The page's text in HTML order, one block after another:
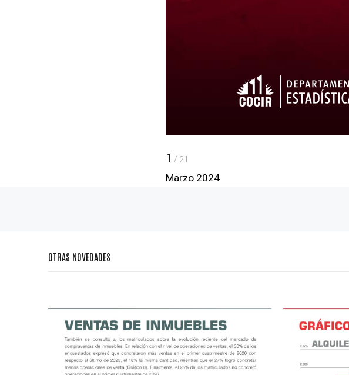
1 / 21
Marzo 2024
OTRAS NOVEDADES